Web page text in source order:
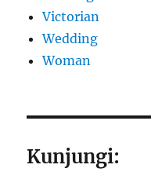
Victorian
Wedding
Woman
Kunjungi: